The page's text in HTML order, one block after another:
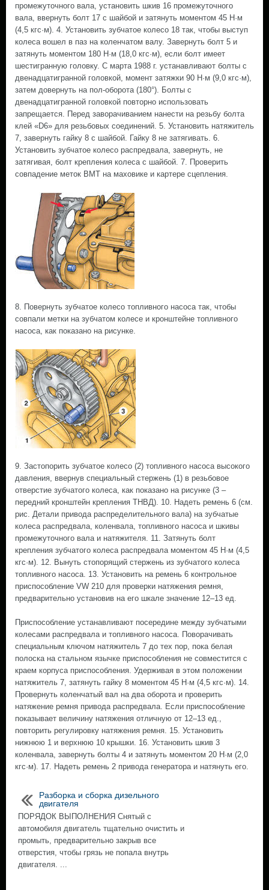
промежуточного вала, установить шкив 16 промежуточного
вала, ввернуть болт 17 с шайбой и затянуть моментом 45 Н·м
(4,5 кгс·м). 4. Установить зубчатое колесо 18 так, чтобы выступ
колеса вошел в паз на коленчатом валу. Завернуть болт 5 и
затянуть моментом 180 Н·м (18,0 кгс·м), если болт имеет
шестигранную головку. С марта 1988 г. устанавливают болты с
двенадцатигранной головкой, момент затяжки 90 Н·м (9,0 кгс·м),
затем довернуть на пол-оборота (180°). Болты с
двенадцатигранной головкой повторно использовать
запрещается. Перед заворачиванием нанести на резьбу болта
клей «D6» для резьбовых соединений. 5. Установить натяжитель
7, завернуть гайку 8 с шайбой. Гайку 8 не затягивать. 6.
Установить зубчатое колесо распредвала, завернуть, не
затягивая, болт крепления колеса с шайбой. 7. Проверить
совпадение меток ВМТ на маховике и картере сцепления.
8. Повернуть зубчатое колесо топливного насоса так, чтобы
совпали метки на зубчатом колесе и кронштейне топливного
насоса, как показано на рисунке.
9. Застопорить зубчатое колесо (2) топливного насоса высокого
давления, ввернув специальный стержень (1) в резьбовое
отверстие зубчатого колеса, как показано на рисунке (3 –
передний кронштейн крепления ТНВД). 10. Надеть ремень 6 (см.
рис. Детали привода распределительного вала) на зубчатые
колеса распредвала, коленвала, топливного насоса и шкивы
промежуточного вала и натяжителя. 11. Затянуть болт
крепления зубчатого колеса распредвала моментом 45 Н·м (4,5
кгс·м). 12. Вынуть стопорящий стержень из зубчатого колеса
топливного насоса. 13. Установить на ремень 6 контрольное
приспособление VW 210 для проверки натяжения ремня,
предварительно установив на его шкале значение 12–13 ед.
Приспособление устанавливают посередине между зубчатыми
колесами распредвала и топливного насоса. Поворачивать
специальным ключом натяжитель 7 до тех пор, пока белая
полоска на стальном язычке приспособления не совместится с
краем корпуса приспособления. Удерживая в этом положении
натяжитель 7, затянуть гайку 8 моментом 45 Н·м (4,5 кгс·м). 14.
Провернуть коленчатый вал на два оборота и проверить
натяжение ремня привода распредвала. Если приспособление
показывает величину натяжения отличную от 12–13 ед.,
повторить регулировку натяжения ремня. 15. Установить
нижнюю 1 и верхнюю 10 крышки. 16. Установить шкив 3
коленвала, завернуть болты 4 и затянуть моментом 20 Н·м (2,0
кгс·м). 17. Надеть ремень 2 привода генератора и натянуть его.
Разборка и сборка дизельного
двигателя
ПОРЯДОК ВЫПОЛНЕНИЯ Снятый с
автомобиля двигатель тщательно очистить и
промыть, предварительно закрыв все
отверстия, чтобы грязь не попала внутрь
двигателя. ...